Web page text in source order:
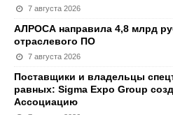
7 августа 2026
АЛРОСА направила 4,8 млрд
отраслевого ПО
7 августа 2026
Поставщики и владельцы
равных: Sigma Expo Group
Ассоциацию